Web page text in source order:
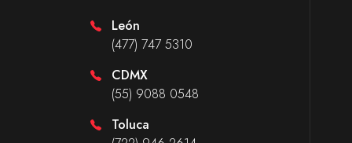
León
(477) 747 5310
CDMX
(55) 9088 0548
Toluca